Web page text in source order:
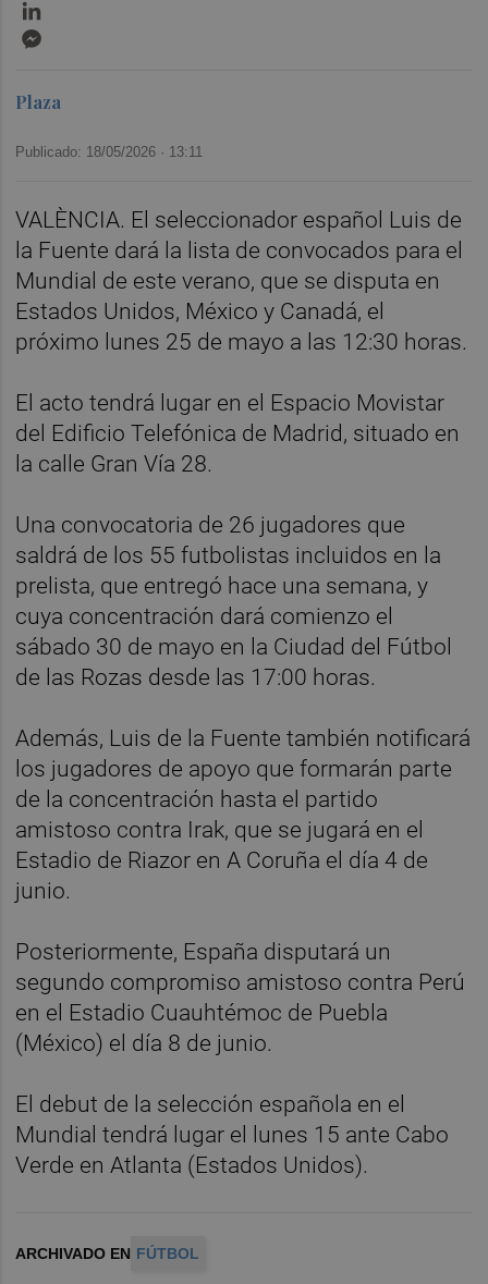
Plaza
Publicado: 18/05/2026 · 13:11
VALÈNCIA. El seleccionador español Luis de
la Fuente dará la lista de convocados para el
Mundial de este verano, que se disputa en
Estados Unidos, México y Canadá, el
próximo lunes 25 de mayo a las 12:30 horas.
El acto tendrá lugar en el Espacio Movistar
del Edificio Telefónica de Madrid, situado en
la calle Gran Vía 28.
Una convocatoria de 26 jugadores que
saldrá de los 55 futbolistas incluidos en la
prelista, que entregó hace una semana, y
cuya concentración dará comienzo el
sábado 30 de mayo en la Ciudad del Fútbol
de las Rozas desde las 17:00 horas.
Además, Luis de la Fuente también notificará
los jugadores de apoyo que formarán parte
de la concentración hasta el partido
amistoso contra Irak, que se jugará en el
Estadio de Riazor en A Coruña el día 4 de
junio.
Posteriormente, España disputará un
segundo compromiso amistoso contra Perú
en el Estadio Cuauhtémoc de Puebla
(México) el día 8 de junio.
El debut de la selección española en el
Mundial tendrá lugar el lunes 15 ante Cabo
Verde en Atlanta (Estados Unidos).
ARCHIVADO EN FÚTBOL